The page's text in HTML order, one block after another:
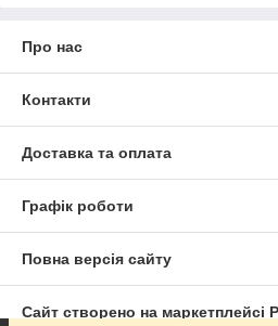
Про нас
Контакти
Доставка та оплата
Графік роботи
Повна версія сайту
Сайт створено на маркетплейсі